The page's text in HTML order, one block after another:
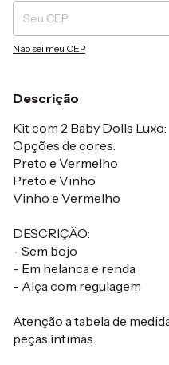
Não sei meu CEP
Descrição
Kit com 2 Baby Dolls Luxo:
Opções de cores:
Preto e Vermelho
Preto e Vinho
Vinho e Vermelho
DESCRIÇÃO:
- Sem bojo
- Em helanca e renda
- Alça com regulagem
Atenção a tabela de
peças íntimas.